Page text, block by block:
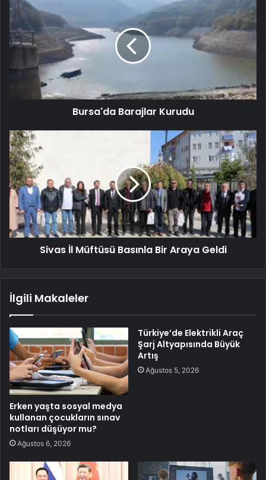
Bursa'da Barajlar Kurudu
Sivas İl Müftüsü Basınla Bir Araya Geldi
İlgili Makaleler
Erken yaşta sosyal medya
kullanan çocukların sınav
notları düşüyor mu?
Ağustos 6, 2026
Türkiye’de Elektrikli Araç
Şarj Altyapısında Büyük
Artış
Ağustos 5, 2026